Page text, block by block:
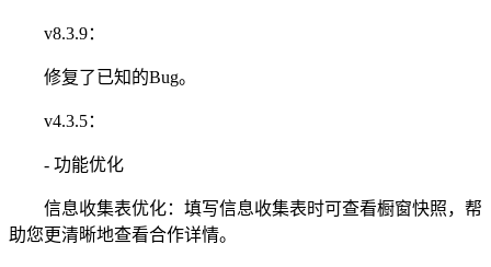
v8.3.9：
修复了已知的Bug。
v4.3.5：
- 功能优化
信息收集表优化：填写信息收集表时可查看橱窗快照，帮
助您更清晰地查看合作详情。